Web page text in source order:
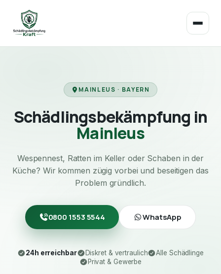
MAINLEUS · BAYERN
Schädlingsbekämpfung in
Mainleus
Wespennest, Ratten im Keller oder Schaben in der
Küche? Wir kommen zügig vorbei und beseitigen das
Problem gründlich.
0800 1553 5544 WhatsApp
24h erreichbar Diskret & vertraulich
Alle Schädlinge
Privat & Gewerbe